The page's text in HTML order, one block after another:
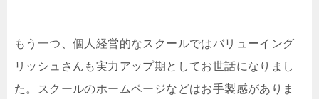
もう一つ、個人経営的なスクールではバリューイング
リッシュさんも実力アップ期としてお世話になりまし
た。スクールのホームページなどはお手製感がありま